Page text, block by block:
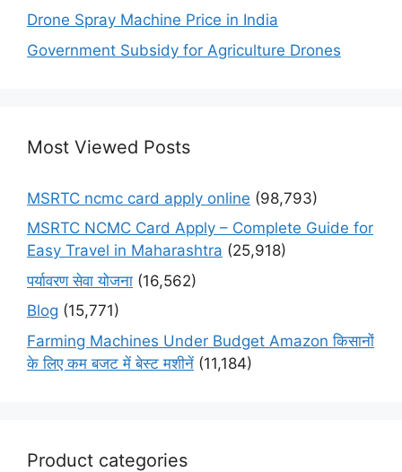
Drone Spray Machine Price in India
Government Subsidy for Agriculture Drones
Most Viewed Posts
MSRTC ncmc card apply online (98,793)
MSRTC NCMC Card Apply – Complete Guide for
Easy Travel in Maharashtra (25,918)
पर्यावरण सेवा योजना (16,562)
Blog (15,771)
Farming Machines Under Budget Amazon किसानों
के लिए कम बजट में बेस्ट मशीनें (11,184)
Product categories